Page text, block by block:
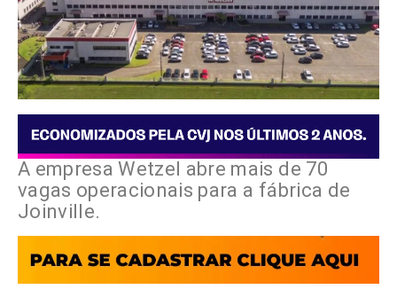
A empresa Wetzel abre mais de 70
vagas operacionais para a fábrica de
Joinville.